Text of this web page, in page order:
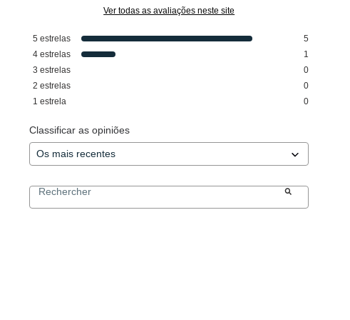
Ver todas as avaliações neste site
5 estrelas
5
4 estrelas
1
3 estrelas
0
2 estrelas
0
1 estrela 0
Classificar as opiniões